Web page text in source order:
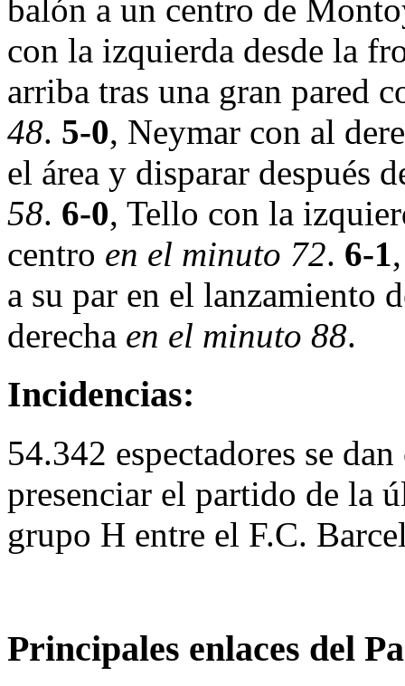
balón a un centro de
con la izquierda desde la
arriba tras una gran pared
48. 5-0, Neymar con al
el área y disparar después
58. 6-0, Tello con la
centro en el minuto 72. 6-1
a su par en el lanzamiento
derecha en el minuto 88.
Incidencias:
54.342 espectadores se
presenciar el partido de la
grupo H entre el F.C.
Principales enlaces del